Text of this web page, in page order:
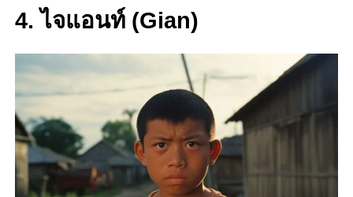
4. ไจแอนท์ (Gian)